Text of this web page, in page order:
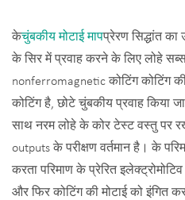
केचुंबकीय मोटाई मापप्रेरण सिद्धांत का
के सिर में प्रवाह करने के लिए लोहे
nonferromagnetic कोटिंग कोटिंग
कोटिंग है, छोटे चुंबकीय प्रवाह किया
साथ नरम लोहे के कोर टेस्ट वस्तु पर
outputs के परीक्षण वर्तमान है। के
करता परिमाण के प्रेरित
और फिर कोटिंग की मोटाई को इंगित